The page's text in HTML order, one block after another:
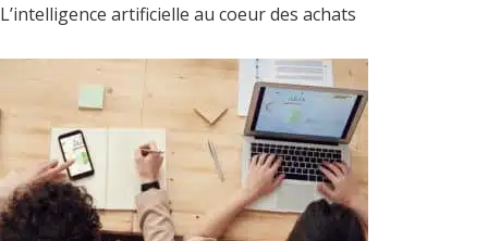
L’intelligence artificielle au coeur des achats